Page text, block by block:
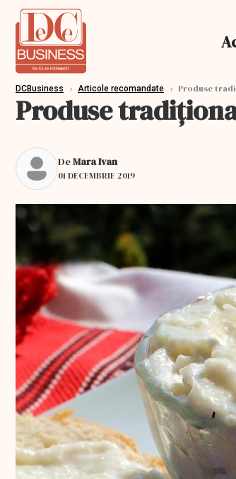
DCBusiness › Articole recomandate › Produse
Produse
DeMara Ivan
01 DECEMBRIE 2019